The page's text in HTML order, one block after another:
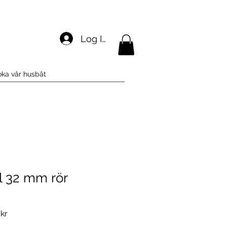
vår husbåt
Log In
32 mm rör
Reapris